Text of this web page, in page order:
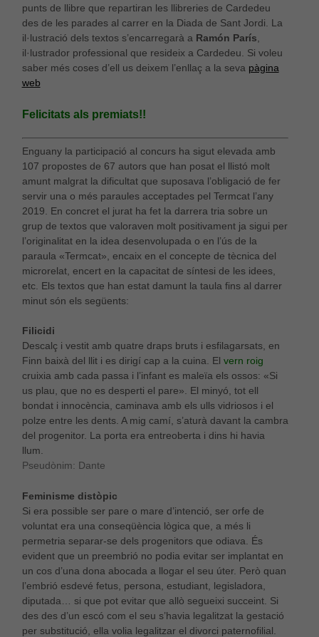
punts de llibre que repartiran les llibreries de Cardedeu
des de les parades al carrer en la Diada de Sant Jordi. La
il·lustració dels textos s’encarregarà a Ramón París
il·lustrador professional que resideix a Cardedeu. Si voleu
saber més coses d’ell us deixem l’enllaç a la seva pàgina
web
Felicitats als premiats!!
Enguany la participació al concurs ha sigut elevada amb
107 propostes de 67 autors que han posat el llistó molt
amunt malgrat la dificultat que suposava l’obligació de fer
servir una o més paraules acceptades pel Termcat l’any
2019. En concret el jurat ha fet la darrera tria sobre un
grup de textos que valoraven molt positivament ja sigui per
l’originalitat en la idea desenvolupada o en l’ús de la
paraula «Termcat», encaix en el concepte de tècnica del
microrelat, encert en la capacitat de síntesi de les idees,
etc. Els textos que han estat damunt la taula fins al darrer
minut són els següents:
Filicidi
Descalç i vestit amb quatre draps bruts i esfilagarsats, en
Finn baixà del llit i es dirigí cap a la cuina. El vern roig
cruixia amb cada passa i l’infant es maleïa els ossos: «Si
us plau, que no es desperti el pare». El minyó, tot ell
bondat i innocència, caminava amb els ulls vidriosos i el
polze entre les dents. A mig camí, s’aturà davant la cambra
del progenitor. La porta era entreoberta i dins hi havia
llum.
Pseudònim: Dante
Feminisme distòpic
Si era possible ser pare o mare d’intenció, ser orfe de
voluntat era una conseqüència lògica que, a més li
permetria separar-se dels progenitors que odiava. És
evident que un preembrió no podia evitar ser implantat en
un cos d’una dona abocada a llogar el seu úter. Però quan
l’embrió esdevé fetus, persona, estudiant, legisladora,
diputada… si que pot evitar que allò segueixi succeint. Si
des des d’un escó com el seu s’havia legalitzat la gestació
per substitució, ella volia legalitzar el divorci paternofilial.